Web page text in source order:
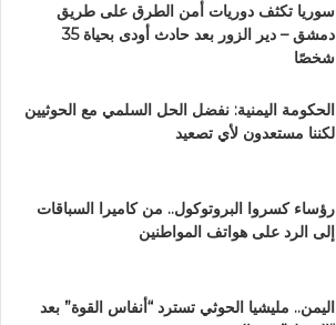
سوريا تكثف دوريات أمن الطرق على طريق
دمشق – دير الزور بعد حادث أودى بحياة 35
شخصًا
الحكومة اليمنية: نفضل الحل السلمي مع الحوثيين
لكننا مستعدون لأي تصعيد
رؤساء كسروا البروتوكول.. من كاميرا السباقات
إلى الرد على هواتف المواطنين
اليمن.. مليشيا الحوثي تسترد “أنفاس القوة” بعد